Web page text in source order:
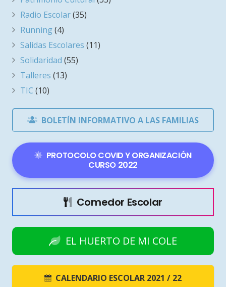
Radio Escolar(35)
Running(4)
Salidas Escolares (11)
Solidaridad (55)
Talleres (13)
TIC (10)
BOLETÍN INFORMATIVO A LAS FAMILIAS
PROTOCOLO COVID Y ORGANIZACIÓN
CURSO 2022
Comedor Escolar
EL HUERTO DE MI COLE
CALENDARIO ESCOLAR 2021 / 22